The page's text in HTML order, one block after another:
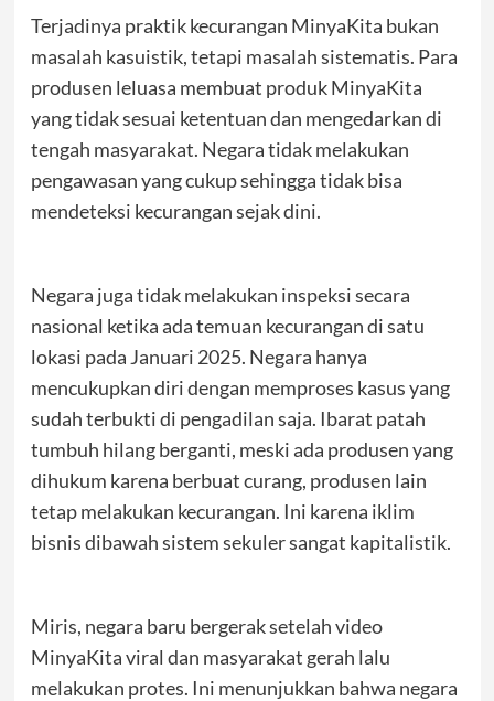
Terjadinya praktik kecurangan MinyaKita bukan
masalah kasuistik, tetapi masalah sistematis. Para
produsen leluasa membuat produk MinyaKita
yang tidak sesuai ketentuan dan mengedarkan di
tengah masyarakat. Negara tidak melakukan
pengawasan yang cukup sehingga tidak bisa
mendeteksi kecurangan sejak dini.
Negara juga tidak melakukan inspeksi secara
nasional ketika ada temuan kecurangan di satu
lokasi pada Januari 2025. Negara hanya
mencukupkan diri dengan memproses kasus yang
sudah terbukti di pengadilan saja. Ibarat patah
tumbuh hilang berganti, meski ada produsen yang
dihukum karena berbuat curang, produsen lain
tetap melakukan kecurangan. Ini karena iklim
bisnis dibawah sistem sekuler sangat kapitalistik.
Miris, negara baru bergerak setelah video
MinyaKita viral dan masyarakat gerah lalu
melakukan protes. Ini menunjukkan bahwa negara